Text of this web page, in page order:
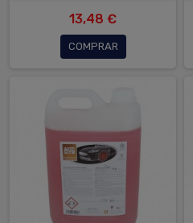
13,48 €
COMPRAR